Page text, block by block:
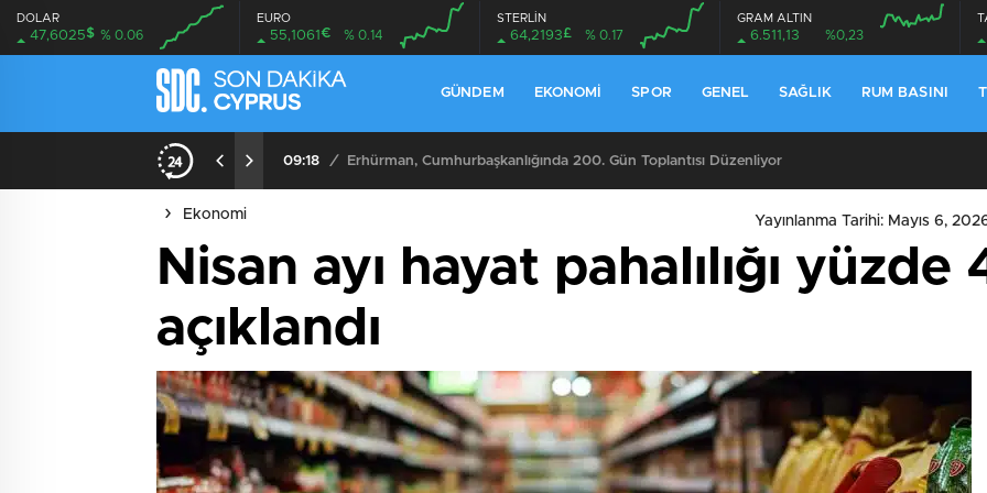
DOLAR
47,6025$ % 0.06
EURO
55,1061€ % 0.14
STERLİN
64,2193£ % 0.17
GRAM ALTIN
6.511,13 %0,23
GÜNDEM EKONOMI SPOR GENEL SAĞLIK RUM BASINI
09:18 / Erhürman, Cumhurbaşkanlığında 200. Gün Toplantısı Düzenliyor
Ekonomi Yayınlanma Tarihi: Mayıs 6,
Nisan ayı hayat pahalılığı
açıklandı